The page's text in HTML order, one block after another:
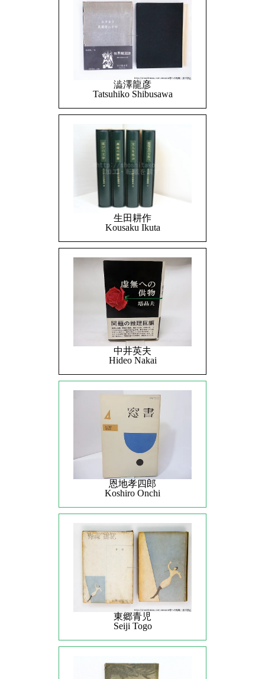
澁澤龍彦
Tatsuhiko Shibusawa
生田耕作
Kousaku Ikuta
中井英夫
Hideo Nakai
恩地孝四郎
Koshiro Onchi
東郷青児
Seiji Togo